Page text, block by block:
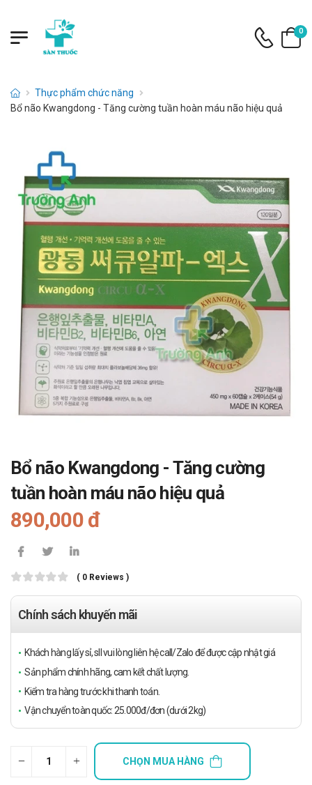
0
Thực phẩm chức năng
Bổ não Kwangdong - Tăng cường tuần hoàn máu não hiệu quả
Bổ não Kwangdong - Tăng cường
tuần hoàn máu não hiệu quả
890,000 đ
( 0 Reviews )
Chính sách khuyến mãi
Khách hàng lấy sỉ, sll vui lòng liên hệ call/Zalo để được cập nhật giá
Sản phẩm chính hãng, cam kết chất lượng.
Kiểm tra hàng trước khi thanh toán.
Vận chuyển toàn quốc: 25.000đ/đơn (dưới 2kg)
CHỌN MUA HÀNG